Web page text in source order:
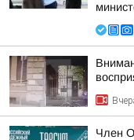
Член